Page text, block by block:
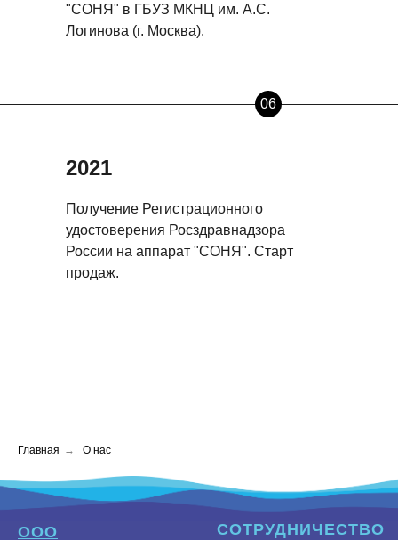
"СОНЯ" в ГБУЗ МКНЦ им. А.С.
Логинова (г. Москва).
06
2021
Получение Регистрационного
удостоверения Росздравнадзора
России на аппарат "СОНЯ". Старт
продаж.
Главная → О нас
ООО СОТРУДНИЧЕСТВО